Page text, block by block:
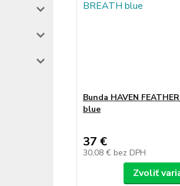
Bunda HAVEN
blue
37 €
30,08 € bez DPH
Zvoliť